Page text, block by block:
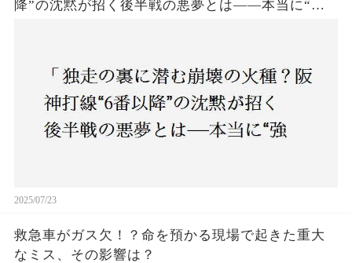
降”の沈黙が招く後半戦の悪夢とは——本当に“強
2025/07/23
救急車がガス欠！？命を預かる現場で起きた重大
なミス、その影響は？